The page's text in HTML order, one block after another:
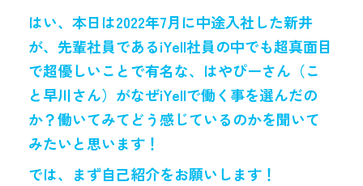
はい、本日は2022年7月に中途入社した新井
が、先輩社員であるiYell社員の中でも超真面目
で超優しいことで有名な、はやぴーさん（こ
と早川さん）がなぜiYellで働く事を選んだの
か？働いてみてどう感じているのかを聞いて
みたいと思います！
では、まず自己紹介をお願いします！